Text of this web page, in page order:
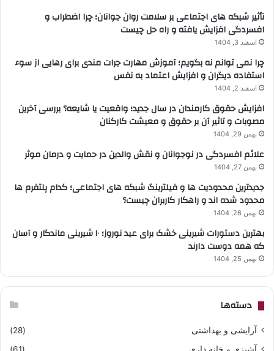
تأثیر شبکه های اجتماعی بر سلامت روان جوانان؛ چرا اضطراب و
افسردگی افزایش یافته و راه حل چیست
اسفند 3, 1404
چرا نمی توانم نه بگویم؛ آموزش مهارت جرات مندی برای رهایی از سوء
استفاده دیگران و افزایش اعتماد به نفس
اسفند 2, 1404
افزایش حقوق کارمندان در سال جدید؛ واقعیت یا شایعه؟ بررسی آخرین
مصوبات و تاثیر آن بر حقوق و معیشت کارکنان
بهمن 29, 1404
علائم افسردگی در نوجوانان و نقش والدین در حمایت و درمان موثر
بهمن 27, 1404
جدیدترین محدودیت ها و فیلترینگ شبکه های اجتماعی؛ کدام پلتفرم ها
محدود شده اند و راهکار کاربران چیست؟
بهمن 26, 1404
بهترین دستورات شیرینی خشک برای عید نوروز؛ ۱۰ شیرینی ماندگار و آسان
که همه دوست دارند
بهمن 25, 1404
دسته‌ها
آرایشی و بهداشتی
(28)